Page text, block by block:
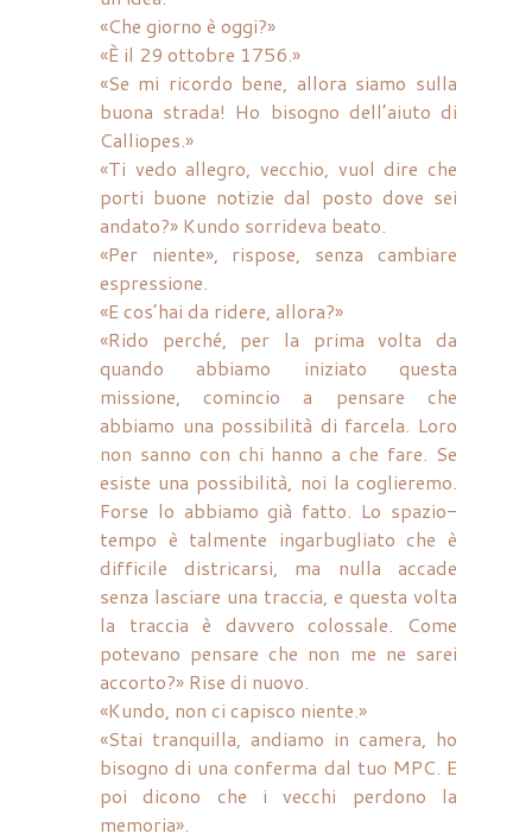
«Che giorno è oggi?»
«È il 29 ottobre 1756.»
«Se mi ricordo bene, allora siamo sulla
buona strada! Ho bisogno dell’aiuto di
Calliopes.»
«Ti vedo allegro, vecchio, vuol dire che
porti buone notizie dal posto dove sei
andato?» Kundo sorrideva beato.
«Per niente», rispose, senza cambiare
espressione.
«E cos’hai da ridere, allora?»
«Rido perché, per la prima volta da
quando abbiamo iniziato questa
missione, comincio a pensare che
abbiamo una possibilità di farcela. Loro
non sanno con chi hanno a che fare. Se
esiste una possibilità, noi la coglieremo.
Forse lo abbiamo già fatto. Lo spazio-
tempo è talmente ingarbugliato che è
difficile districarsi, ma nulla accade
senza lasciare una traccia, e questa volta
la traccia è davvero colossale. Come
potevano pensare che non me ne sarei
accorto?» Rise di nuovo.
«Kundo, non ci capisco niente.»
«Stai tranquilla, andiamo in camera, ho
bisogno di una conferma dal tuo MPC. E
poi dicono che i vecchi perdono la
memoria».